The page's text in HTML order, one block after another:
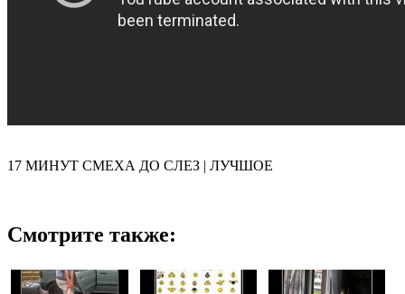
17 МИНУТ СМЕХА ДО СЛЕЗ | ЛУЧШОЕ
Смотрите также: